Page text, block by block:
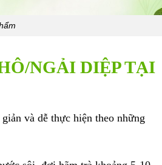
NGẢI DIỆP TẠI
và dễ thực hiện theo những